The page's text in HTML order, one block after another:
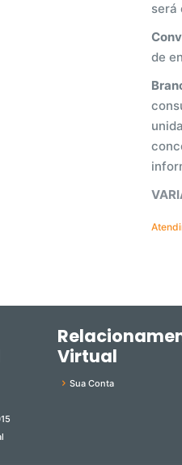
será
de
Virtual
Sua Conta